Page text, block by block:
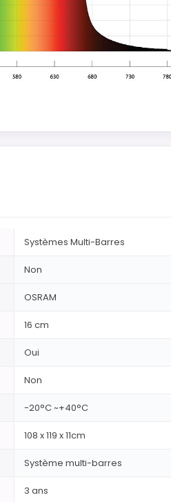
Systèmes Multi-Barres
Non
OSRAM
16 cm
Oui
Non
-20°C ~+40°C
108 x 119 x 11cm
Système multi-barres
3 ans